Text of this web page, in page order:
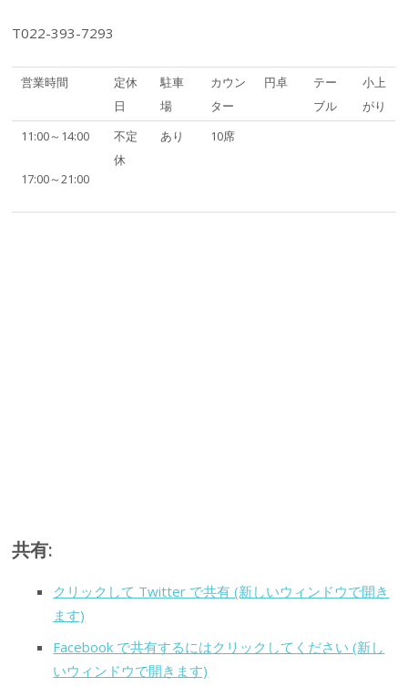
T022-393-7293
営業時間
定休
日
駐車
場
カウン
ター
円卓
テー
ブル
小上
がり
11:00～14:00
17:00～21:00
不定
休
あり 10席
共有:
クリックして Twitter で共有 (新しいウィンドウで開き
ます)
Facebook で共有するにはクリックしてください (新し
いウィンドウで開きます)